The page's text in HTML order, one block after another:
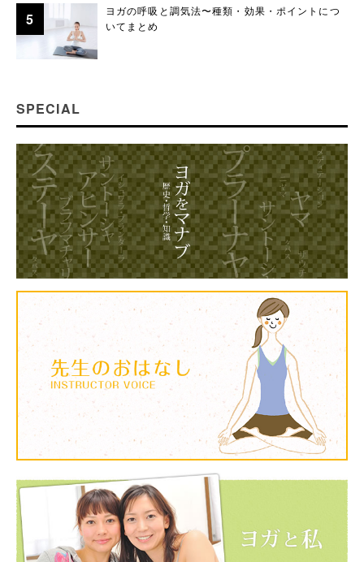
ヨガの呼吸と調気法〜種類・効果・ポイントにつ
いてまとめ
SPECIAL